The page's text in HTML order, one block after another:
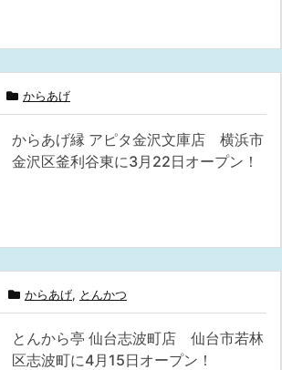
からあげ
からあげ縁 アピタ金沢文庫店 横浜市
金沢区釜利谷東に3月22日オープン！
からあげ, とんかつ
とんから亭 仙台志波町店 仙台市若林
区志波町に4月15日オープン！